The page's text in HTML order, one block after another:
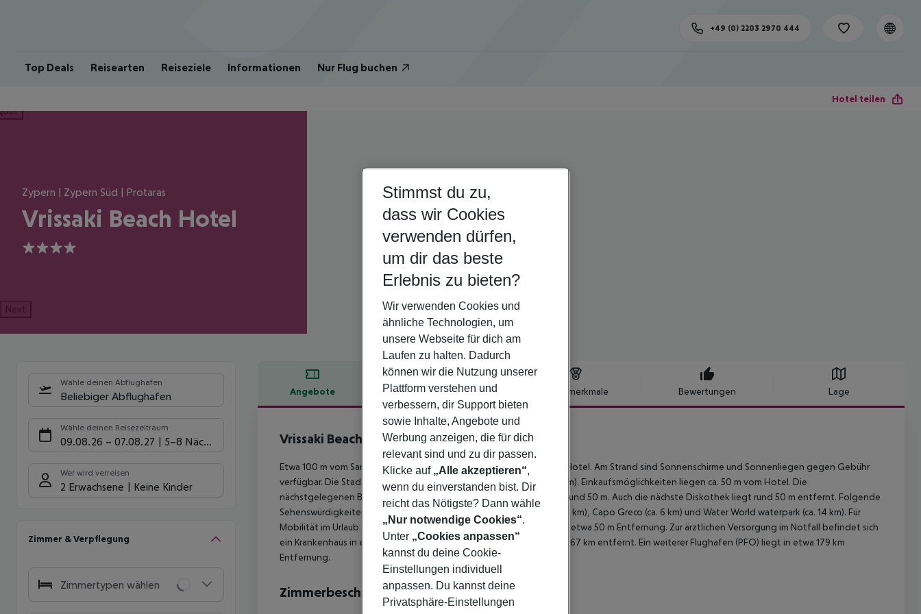
Top Deals Reisearten Reiseziele Informationen Nur Flug buchen
+49 (0) 2203 2970 444
Hotel teilen
Zypern | Zypern Süd | Protaras
Vrissaki Beach Hotel
4
Next
Wähle deinen Abflughafen
Beliebiger Abflughafen
Wähle deinen Reisezeitraum
09.08.26 – 07.08.27 5-8 Nächte
Wer wird verreisen
2 Erwachsene Keine Kinder
Zimmer & Verpflegung
Zimmertypen wählen
Angebote Hotelbeschreibung Hotelmerkmale Bewertungen Lage
Hotelbeschreibung
Vrissaki Beach Hotel
4
Etwa 100 m vom Sandstrand entfernt liegt das Hotel Vrissaki Beach Hotel. Am Strand sind Sonnenschirme und Sonnenliegen gegen Gebühr
verfügbar. Die Stadt Ayia Napa ist ca. 10 km entfernt (Larnaca ca. 55 km). Einkaufsmöglichkeiten liegen ca. 50 m vom Hotel. Die
nächstgelegenen Bars und Restaurants erreichen Sie ebenfalls nach rund 50 m. Auch die nächste Diskothek liegt rund 50 m entfernt. Folgende
Sehenswürdigkeiten sind vom Hotel aus erreichbar: Fig tree bay (ca. 2 km), Capo Greco (ca. 6 km) und Water World waterpark (ca. 14 km). Für
Mobilität im Urlaub sorgen ein Taxistand sowie eine Bushaltestelle in etwa 50 m Entfernung. Zur ärztlichen Versorgung im Notfall befindet sich
ein Krankenhaus in etwa 11 km Entfernung. Der Flughafen (LCA) ist ca. 67 km entfernt. Ein weiterer Flughafen (PFO) liegt in etwa 179 km
Entfernung.
Zimmerbeschreibung
Stimmst du zu,
dass wir Cookies
verwenden dürfen,
um dir das beste
Erlebnis zu bieten?
Wir verwenden Cookies und
ähnliche Technologien, um
unsere Webseite für dich am
Laufen zu halten. Dadurch
können wir die Nutzung unserer
Plattform verstehen und
verbessern, dir Support bieten
sowie Inhalte, Angebote und
Werbung anzeigen, die für dich
relevant sind und zu dir passen.
Klicke auf „Alle akzeptieren“,
wenn du einverstanden bist. Dir
reicht das Nötigste? Dann wähle
„Nur notwendige Cookies“.
Unter „Cookies anpassen“
kannst du deine Cookie-
Einstellungen individuell
anpassen. Du kannst deine
Privatsphäre-Einstellungen